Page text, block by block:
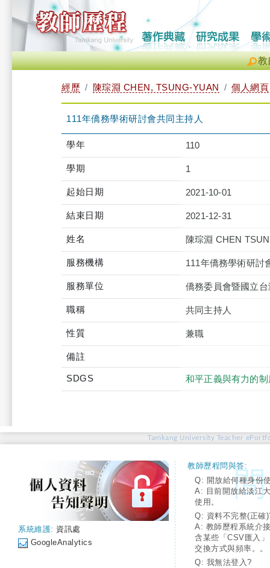
教
經歷 陳琮淵 CHEN, TSUNG-YUAN 個人網頁
111年僑務學術研討會共同主持人
學年 110
學期 1
起始日期 2021-10-01
結束日期 2021-12-31
姓名 陳琮淵 CHEN
服務機構 111年僑務學術研討
服務單位 僑務委員會暨國立
職稱 共同主持人
性質 兼職
備註
SDGS 和平正義與有力的
Tamkang University Teacher
系統維護: 資訊處
GoogleAnalytics
教師歷程問與答:
Q: 開放給何種身份
A: 目前開放給淡江
使用。
Q: 資料不完整(正確
A: 教師歷程系統介
含某些「CSV匯入
交換方式與頻率。。
Q: 我無法登入?